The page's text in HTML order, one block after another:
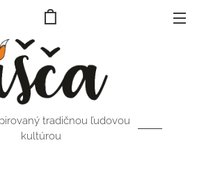
tradičnou ľudovou
kultúrou